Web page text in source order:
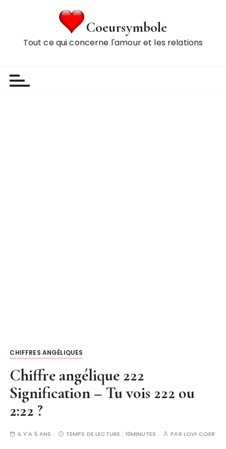
Coeursymbole
Tout ce qui concerne l'amour et les relations
CHIFFRES ANGÉLIQUES
Chiffre angélique 222
Signification – Tu vois 222 ou
2:22 ?
IL Y'A 5 ANS TEMPS DE LECTURE : 10MINUTES PAR LOVI COER